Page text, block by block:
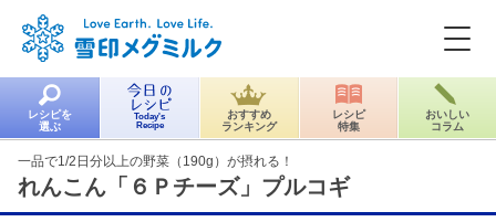
レシピを
選ぶ
Today's
Recipe
おすすめ
ランキング
レシピ
特集
おいしい
コラム
一品で1/2日分以上の野菜（190g）が摂れる！
れんこん「６Ｐチーズ」プルコギ